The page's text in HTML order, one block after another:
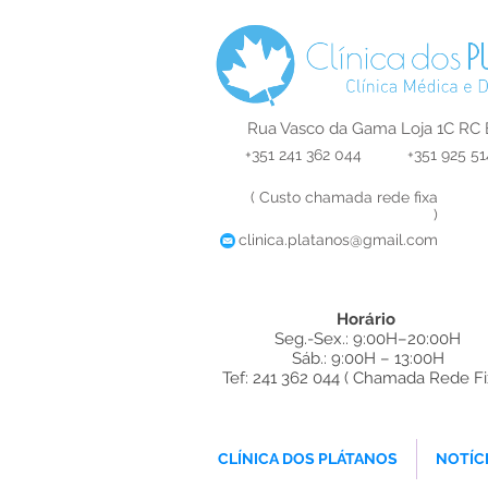
Rua Vasco da Gama Loja 1C
+351 241 362 044 +351 925
( Custo chamada rede fixa
)
clinica.platanos@gmail.com
Horário
Seg.-Sex.: 9:00H–20:00H
Sáb.: 9:00H – 13:00H
Tef: 241 362 044 ( Chamada Rede
CLÍNICA DOS PLÁTANOS